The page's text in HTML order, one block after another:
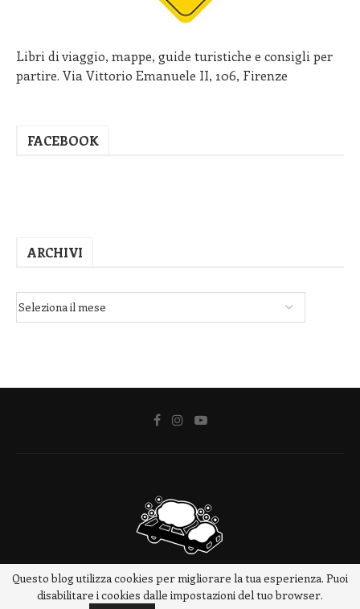
Libri di viaggio, mappe, guide turistiche e consigli per
partire. Via Vittorio Emanuele II, 106, Firenze
FACEBOOK
ARCHIVI
@2018 - www.meteotrip.it
Questo blog utilizza cookies per migliorare la tua esperienza. Puoi
disabilitare i cookies dalle impostazioni del tuo browser.